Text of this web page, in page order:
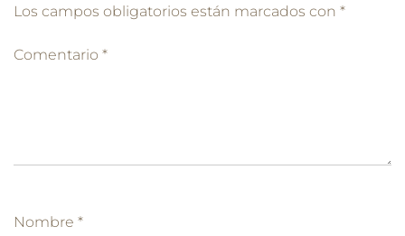
Los campos obligatorios están marcados con *
Comentario *
Nombre *